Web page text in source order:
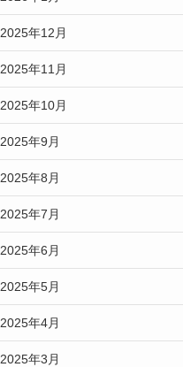
2025年12月
2025年11月
2025年10月
2025年9月
2025年8月
2025年7月
2025年6月
2025年5月
2025年4月
2025年3月